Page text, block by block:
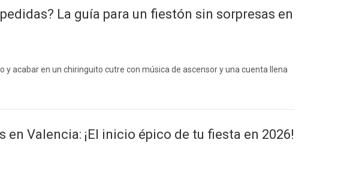
La guía para un fiestón sin sorpresas en
y acabar en un chiringuito cutre con música de ascensor y una cuenta llena
Valencia: ¡El inicio épico de tu fiesta en 2026!